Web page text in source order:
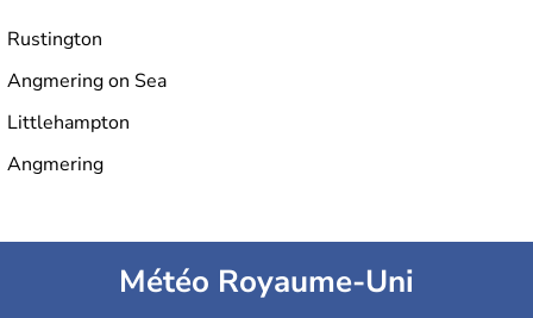
Rustington
Angmering on Sea
Littlehampton
Angmering
Météo Royaume-Uni